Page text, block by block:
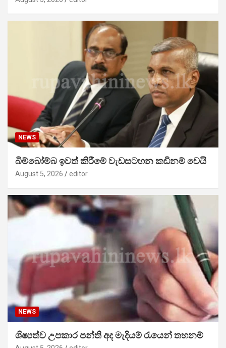
NEWS
බිම්බෝම්බ ඉවත් කිරීමේ වැඩසටහන කඩිනම් වෙයි
August 5, 2026 editor
NEWS
ශිෂ්‍යත්ව උපකාර පන්ති අද මැදියම් රැයෙන් තහනම්